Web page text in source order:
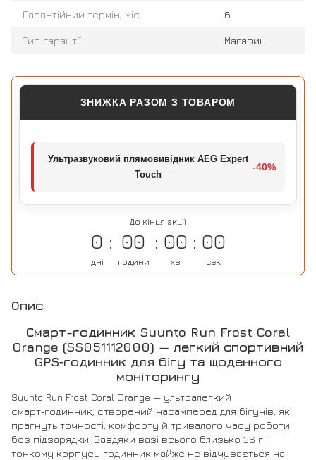
Гарантійний термін, міс. 6
Тип гарантії Магазин
ЗНИЖКА РАЗОМ З ТОВАРОМ
Ультразвуковий плямовивідник AEG Expert
Touch
-40%
До кінця акції
0
дні
00
години
00
хв
00
сек
Опис
Смарт-годинник Suunto Run Frost Coral
Orange (SS051112000) — легкий спортивний
GPS‑годинник для бігу та щоденного
моніторингу
Suunto Run Frost Coral Orange — ультралегкий
смарт‑годинник, створений насамперед для бігунів, які
прагнуть точності, комфорту й тривалого часу роботи
без підзарядки. Завдяки вазі всього близько 36 г і
тонкому корпусу годинник майже не відчувається на